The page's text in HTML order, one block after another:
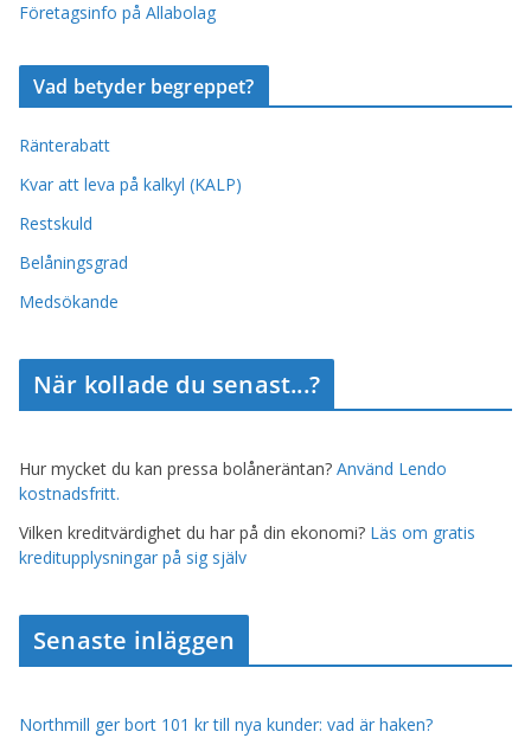
Företagsinfo på Allabolag
Vad betyder begreppet?
Ränterabatt
Kvar att leva på kalkyl (KALP)
Restskuld
Belåningsgrad
Medsökande
När kollade du senast...?
Hur mycket du kan pressa bolåneräntan? Använd Lendo
kostnadsfritt.
Vilken kreditvärdighet du har på din ekonomi? Läs om gratis
kreditupplysningar på sig själv
Senaste inläggen
Northmill ger bort 101 kr till nya kunder: vad är haken?